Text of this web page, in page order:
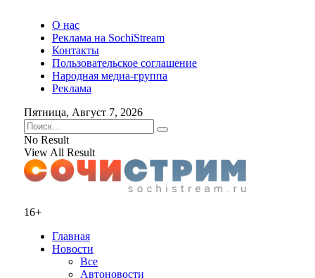
О нас
Реклама на SochiStream
Контакты
Пользовательское соглашение
Народная медиа-группа
Реклама
Пятница, Август 7, 2026
No Result
View All Result
16+
Главная
Новости
Все
Автоновости